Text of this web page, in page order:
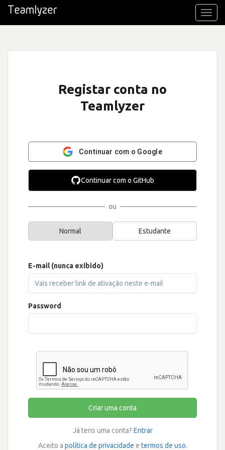
Registar conta no
Teamlyzer
Continuar com o Google
Continuar com o GitHub
ou
Normal Estudante
E-mail (nunca exibido)
Password
Criar uma conta
Já tens uma conta? Entrar
Aceito a política de privacidade e termos de uso.